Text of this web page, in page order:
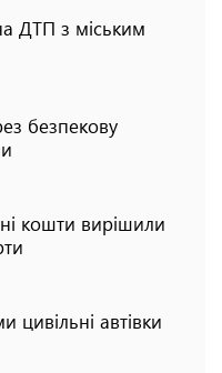
ДТП з міським
безпекову
кошти вирішили
цивільні автівки